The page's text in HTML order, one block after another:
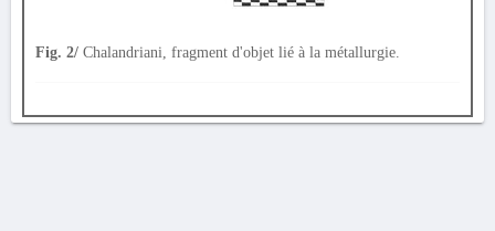
Fig. 2/ Chalandriani, fragment d'objet lié à la métallurgie.